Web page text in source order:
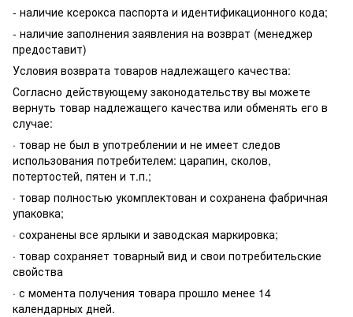
- наличие ксерокса паспорта и идентификационного кода;
- наличие заполнения заявления на возврат (менеджер
предоставит)
Условия возврата товаров надлежащего качества:
Согласно действующему законодательству вы можете
вернуть товар надлежащего качества или обменять его в
случае:
· товар не был в употреблении и не имеет следов
использования потребителем: царапин, сколов,
потертостей, пятен и т.п.;
· товар полностью укомплектован и сохранена фабричная
упаковка;
· сохранены все ярлыки и заводская маркировка;
· товар сохраняет товарный вид и свои потребительские
свойства
· с момента получения товара прошло менее 14
календарных дней.